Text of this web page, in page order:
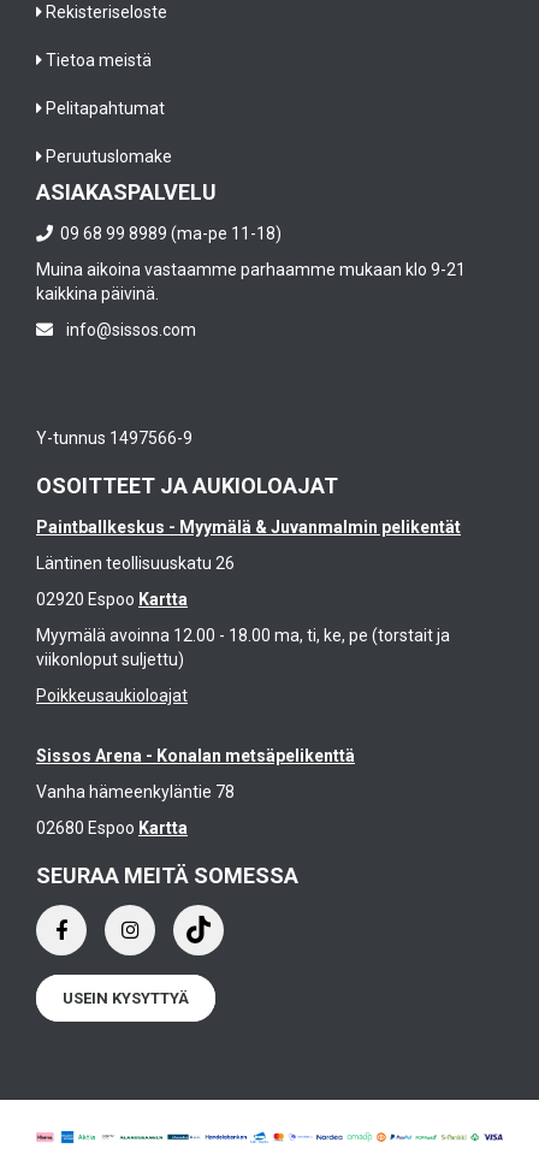
Rekisteriseloste
Tietoa meistä
Pelitapahtumat
Peruutuslomake
ASIAKASPALVELU
09 68 99 8989 (ma-pe 11-18)
Muina aikoina vastaamme parhaamme mukaan klo 9-21
kaikkina päivinä.
info@sissos.com
Y-tunnus 1497566-9
OSOITTEET JA AUKIOLOAJAT
Paintballkeskus - Myymälä & Juvanmalmin pelikentät
Läntinen teollisuuskatu 26
02920 Espoo Kartta
Myymälä avoinna 12.00 - 18.00 ma, ti, ke, pe (torstait ja
viikonloput suljettu)
Poikkeusaukioloajat
Sissos Arena - Konalan metsäpelikenttä
Vanha hämeenkyläntie 78
02680 Espoo Kartta
SEURAA MEITÄ SOMESSA
USEIN KYSYTTYÄ